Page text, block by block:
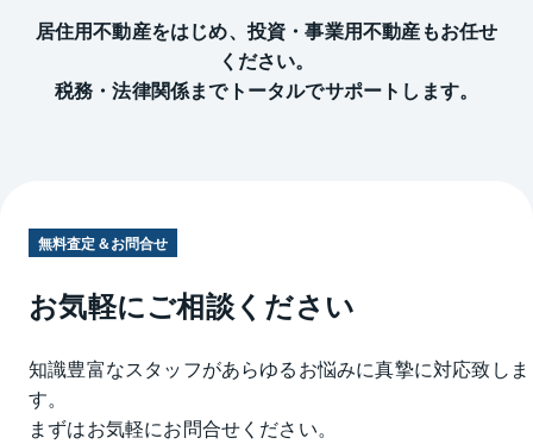
居住用不動産をはじめ、投資・事業用不動産もお任せ
ください。
税務・法律関係までトータルでサポートします。
無料査定＆お問合せ
お気軽にご相談ください
知識豊富なスタッフがあらゆるお悩みに真摯に対応致しま
す。
まずはお気軽にお問合せください。